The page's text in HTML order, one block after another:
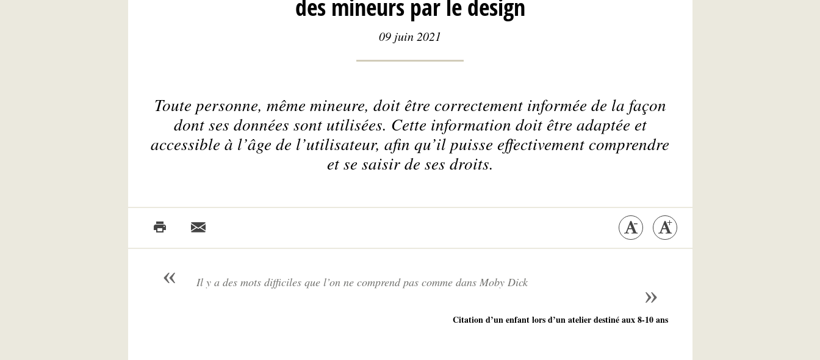
des mineurs par le design
09 juin 2021
Toute personne, même mineure, doit être correctement informée de la façon
dont ses données sont utilisées. Cette information doit être adaptée et
accessible à l’âge de l’utilisateur, afin qu’il puisse effectivement comprendre
et se saisir de ses droits.
Il y a des mots difficiles que l’on ne comprend pas comme dans Moby Dick
Citation d’un enfant lors d’un atelier destiné aux 8-10 ans